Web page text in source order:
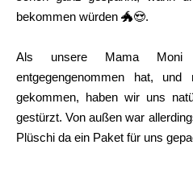
bekommen würden 🐲😍.
Als unsere Mama
entgegengenommen hat,
gekommen, haben wir uns
gestürzt. Von außen war
Plüschi da ein Paket für uns